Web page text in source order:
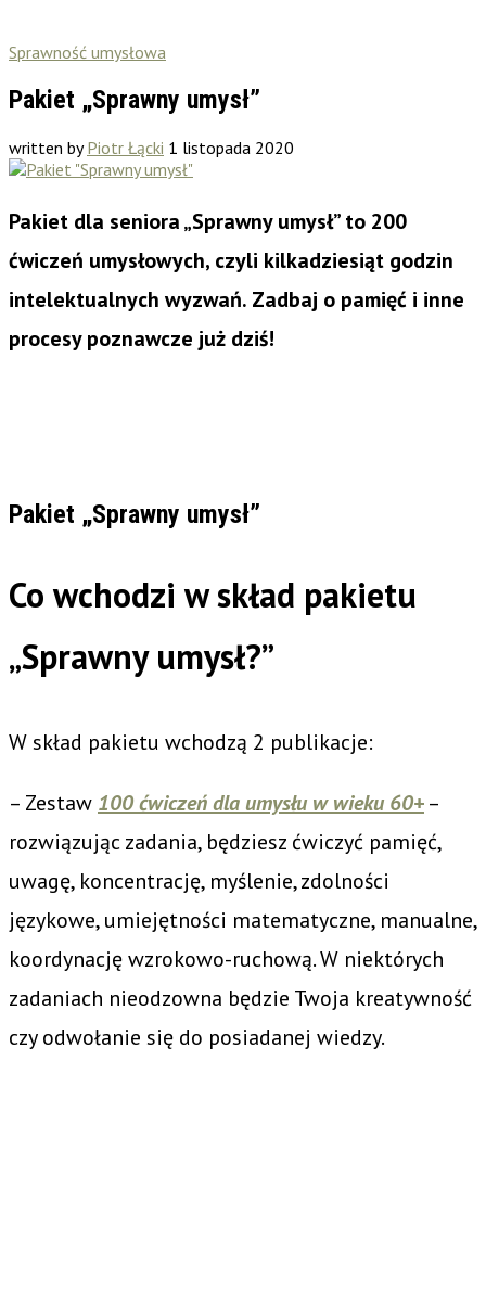
Sprawność umysłowa
Pakiet „Sprawny umysł”
written byPiotr Łącki 1 listopada 2020
Pakiet dla seniora „Sprawny umysł” to 200
ćwiczeń umysłowych, czyli kilkadziesiąt godzin
intelektualnych wyzwań. Zadbaj o pamięć i inne
procesy poznawcze już dziś!
Pakiet „Sprawny umysł”
Co wchodzi w skład pakietu
„Sprawny umysł?”
W skład pakietu wchodzą 2 publikacje:
– Zestaw 100 ćwiczeń dla umysłu w wieku 60+–
rozwiązując zadania, będziesz ćwiczyć pamięć,
uwagę, koncentrację, myślenie, zdolności
językowe, umiejętności matematyczne, manualne,
koordynację wzrokowo-ruchową. W niektórych
zadaniach nieodzowna będzie Twoja kreatywność
czy odwołanie się do posiadanej wiedzy.